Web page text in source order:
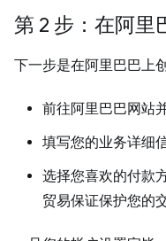
第 2 步：在阿里
下一步是在阿里巴巴上
前往阿里巴巴网站
填写您的业务详细
选择您喜欢的付款
贸易保证保护您的交